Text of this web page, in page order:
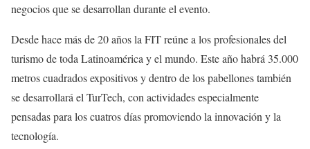
negocios que se desarrollan durante el evento.
Desde hace más de 20 años la FIT reúne a los profesionales del
turismo de toda Latinoamérica y el mundo. Este año habrá 35.000
metros cuadrados expositivos y dentro de los pabellones también
se desarrollará el TurTech, con actividades especialmente
pensadas para los cuatros días promoviendo la innovación y la
tecnología.